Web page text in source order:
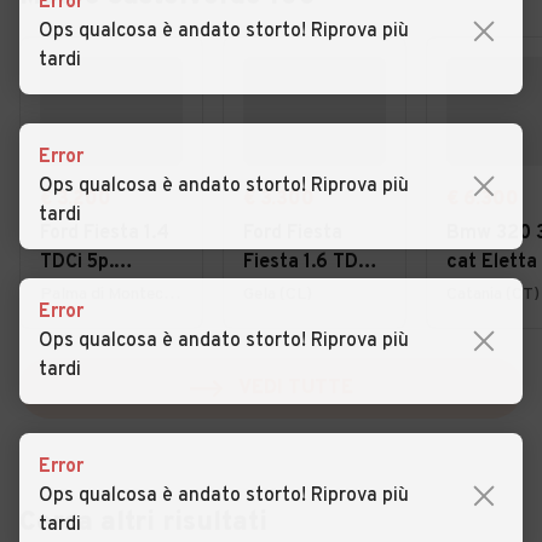
€ 3.200
TDCi 5p.
Fiesta 1.6 TDCi
€ 6.300
Bmw 320
cat Eletta
Catania (CT)
Cerca altri risultati
Ops qualcosa è andato storto! Riprova più
tardi
Error
Ops qualcosa è andato storto! Riprova più
tardi
Error
Ops qualcosa è andato storto! Riprova più
tardi
Error
Ops qualcosa è andato storto! Riprova più
tardi